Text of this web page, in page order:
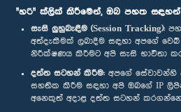
"හරි" ක්ලික් කිරීමෙන්, ඔබ පහත සඳහන්
සැසි ලුහුබැඳීම (Session Tracking):
අත්දැකීමක් ලබාදීම සඳහා අපගේ
නිරීක්ෂණය කිරීමට අපි සැසි භාවිතා
දත්ත සටහන් කිරීම: අපගේ සේවාවන්හි
සහතික කිරීම සඳහා අපි ඔබගේ IP
අනෙකුත් අදාළ දත්ත සටහන්
අප හා සම්බන්ධ වී සිටින්න :